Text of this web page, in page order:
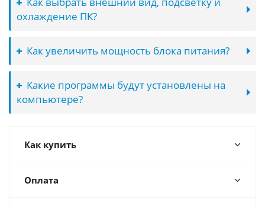
охлаждение ПК?
Как увеличить мощность блока питания?
Какие программы будут установлены на
компьютере?
Как купить
Оплата